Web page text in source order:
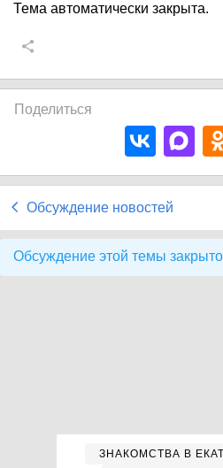
Тема автоматически закрыта.
Поделиться
Обсуждение новостей
Обсуждение этой темы
ЗНАКОМСТВА В